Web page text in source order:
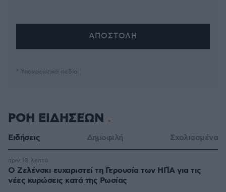
* Υποχρεωτικά πεδία
ΡΟΗ ΕΙΔΗΣΕΩΝ
Ειδήσεις Δημοφιλή Σχολιασμένα
Ο Ζελένσκι ευχαριστεί τη Γερουσία των ΗΠΑ για τις
νέες κυρώσεις κατά της Ρωσίας
πριν 18 λεπτά